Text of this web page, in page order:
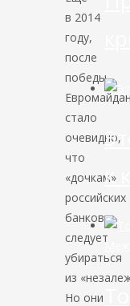
в 2014
году,
после
победы
стало
очевидно,
что
«дочкам»
российских
банков
следует
убираться
из
Но они
к